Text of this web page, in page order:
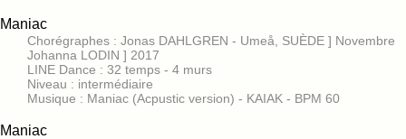
Maniac
Chorégraphes : Jonas DAHLGREN - Umeå, SUÈDE ] Novembre
Johanna LODIN ] 2017
LINE Dance : 32 temps - 4 murs
Niveau : intermédiaire
Musique : Maniac (Acpustic version) - KAIAK - BPM 60
Maniac